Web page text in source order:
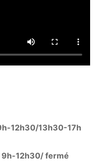
12h30/13h30-17h
9h-12h30/ fermé